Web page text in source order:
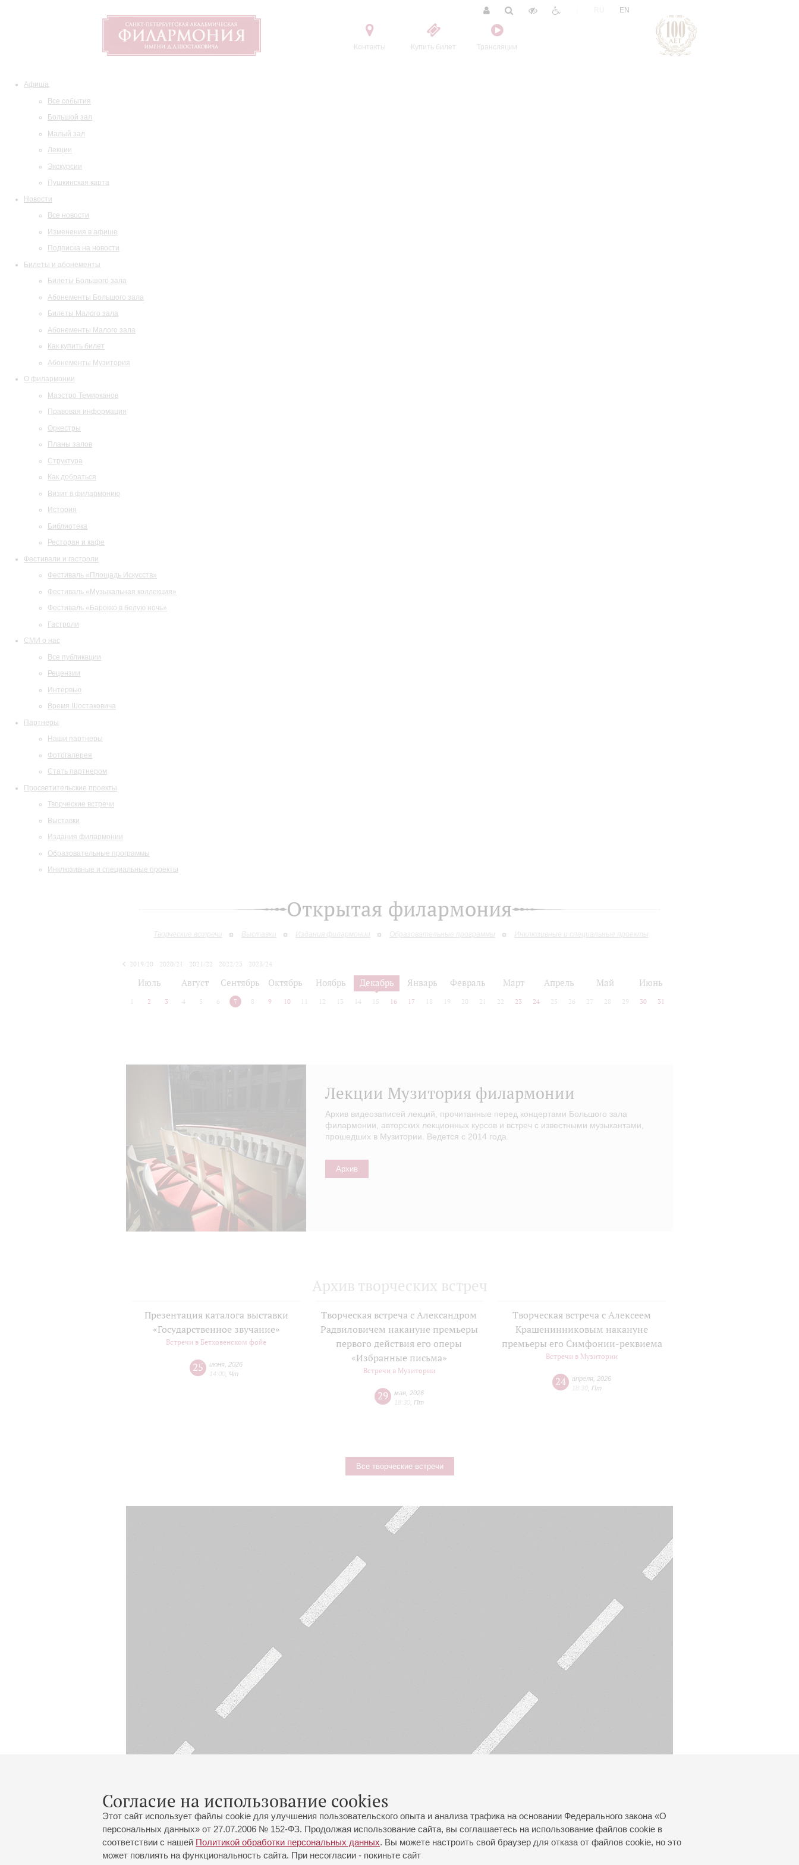
Контакты Купить билет Трансляции
EN
Афиша
Все события
Большой зал
Малый зал
Лекции
Экскурсии
Пушкинская карта
Новости
Все новости
Изменения в афише
Подписка на новости
Билеты и абонементы
Билеты Большого зала
Абонементы Большого зала
Билеты Малого зала
Абонементы Малого зала
Как купить билет
Абонементы Музитория
О филармонии
Маэстро Темирканов
Правовая информация
Оркестры
Планы залов
Структура
Как добраться
Визит в филармонию
История
Библиотека
Ресторан и кафе
Фестивали и гастроли
Фестиваль «Площадь Искусств»
Фестиваль «Музыкальная коллекция»
Фестиваль «Барокко в белую ночь»
Гастроли
СМИ о нас
Все публикации
Рецензии
Интервью
Время Шостаковича
Партнеры
Наши партнеры
Фотогалерея
Стать партнером
Просветительские проекты
Творческие встречи
Выставки
Издания филармонии
Образовательные программы
Инклюзивные и специальные проекты
Открытая филармония
Творческие встречи Выставки Издания филармонии Образовательные программы Инклюзивные и специальные проекты
Согласие на использование cookies
Этот сайт использует файлы cookie для улучшения пользовательского опыта и анализа трафика на основании Федерального закона «О
персональных данных» от 27.07.2006 № 152-ФЗ. Продолжая использование сайта, вы соглашаетесь на использование файлов cookie в
соответствии с нашей Политикой обработки персональных данных. Вы можете настроить свой браузер для отказа от файлов cookie, но это
может повлиять на функциональность сайта. При несогласии - покиньте сайт
2019/20 2020/21 2021/22 2022/23
2023/24
Июль Август Сентябрь Октябрь Ноябрь Декабрь Январь Февраль Март Апрель Май Июнь
2 3 4 5 6 7 8 9 10 12 13 14 15 16 17 18 19 20 21 22 23 24 25 26 27 28 29 30 31
Лекции Музитория филармонии
Архив видеозаписей лекций, прочитанные перед концертами Большого зала
филармонии, авторских лекционных курсов и встреч с известными музыкантами,
прошедших в Музитории. Ведется с 2014 года.
Архив
Архив творческих встреч
Презентация каталога выставки
«Государственное звучание»
Встречи в Бетховенском фойе
25 июня 2026
14:00 Чт
Творческая встреча с Александром
Радвиловичем накануне премьеры
первого действия его оперы
«Избранные письма»
Встречи в Музитории
29 мая, 2026
18:30, Пт
Творческая встреча с Алексеем
Крашенинниковым накануне
премьеры его Симфонии-реквиема
Встречи в Музитории
24 апреля 2026
18:30 Пт
Все творческие встречи
Большой зал:
191186, Санкт-Петербург, Михайловская ул., 2
Часы работы кассы Большого зала: с 11:00 до 20:30